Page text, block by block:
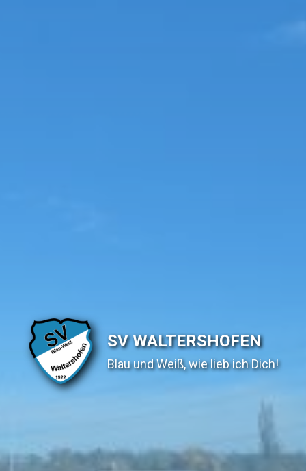
SV WALTERSHOFEN
Blau und Weiß, wie lieb ich Dich!